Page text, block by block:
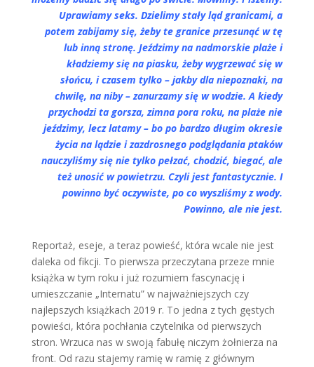
Uprawiamy seks. Dzielimy stały ląd granicami, a
potem zabijamy się, żeby te granice przesunąć w tę
lub inną stronę. Jeździmy na nadmorskie plaże i
kładziemy się na piasku, żeby wygrzewać się w
słońcu, i czasem tylko – jakby dla niepoznaki, na
chwilę, na niby – zanurzamy się w wodzie. A kiedy
przychodzi ta gorsza, zimna pora roku, na plaże nie
jeździmy, lecz latamy – bo po bardzo długim okresie
życia na lądzie i zazdrosnego podglądania ptaków
nauczyliśmy się nie tylko pełzać, chodzić, biegać, ale
też unosić w powietrzu. Czyli jest fantastycznie. I
powinno być oczywiste, po co wyszliśmy z wody.
Powinno, ale nie jest.
Reportaż, eseje, a teraz powieść, która wcale nie jest
daleka od fikcji. To pierwsza przeczytana przeze mnie
książka w tym roku i już rozumiem fascynację i
umieszczanie „Internatu” w najważniejszych czy
najlepszych książkach 2019 r. To jedna z tych gęstych
powieści, która pochłania czytelnika od pierwszych
stron. Wrzuca nas w swoją fabułę niczym żołnierza na
front. Od razu stajemy ramię w ramię z głównym